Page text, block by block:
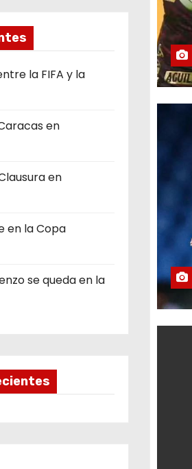
la FIFA y la
en
en
en la Copa
se queda en la